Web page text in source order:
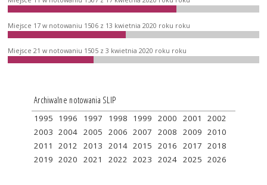
Miejsce 17 w notowaniu 1506 z 13 kwietnia 2020 roku roku
Miejsce 21 w notowaniu 1505 z 3 kwietnia 2020 roku roku
Archiwalne notowania SLIP
1995 1996 1997 1998 1999 2000 2001
2002
2003 2004 2005 2006 2007 2008 2009 2010
2011
2012 2013 2014 2015 2016 2017 2018
2019 2020 2021 2022 2023 2024 2025 2026